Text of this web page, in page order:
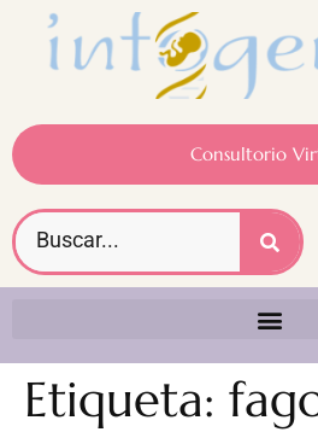
Consultorio
Etiqueta: